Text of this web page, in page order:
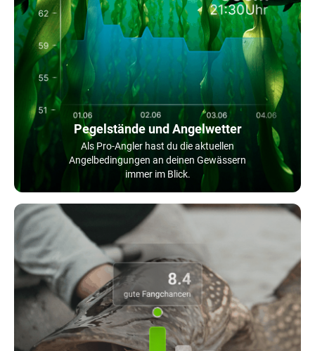
Pegelstände und Angelwetter
Als Pro-Angler hast du die aktuellen
Angelbedingungen an deinen Gewässern
immer im Blick.